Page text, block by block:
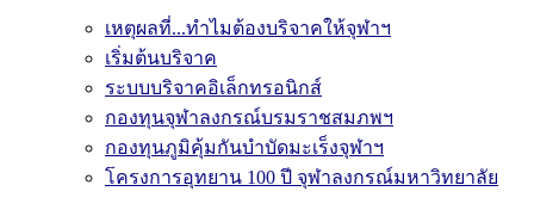
เหตุผลที่...ทำไมต้องบริจาคให้จุฬาฯ
เริ่มต้นบริจาค
ระบบบริจาคอิเล็กทรอนิกส์
กองทุนจุฬาลงกรณ์บรมราชสมภพฯ
กองทุนภูมิคุ้มกันบำบัดมะเร็งจุฬาฯ
โครงการอุทยาน 100 ปี จุฬาลงกรณ์มหาวิทยาลัย